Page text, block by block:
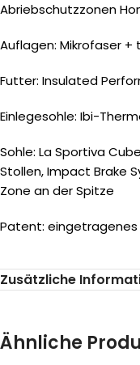
Abriebschutzzonen
Auflagen: Mikrofaser +
Futter: Insulated
Einlegesohle: Ibi-
Sohle: La Sportiva
Stollen, Impact Brake
Zone an der Spitze
Patent: eingetragenes
Zusätzliche
Ähnliche